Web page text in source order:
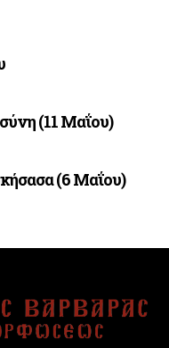
(11 Μαΐου)
(6 Μαΐου)